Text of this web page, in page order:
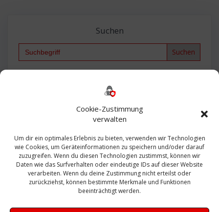
Cookie-Zustimmung
verwalten
Um dir ein optimales Erlebnis zu bieten, verwenden wir Technologien
wie Cookies, um Geräteinformationen zu speichern und/oder darauf
zuzugreifen. Wenn du diesen Technologien zustimmst, können wir
Daten wie das Surfverhalten oder eindeutige IDs auf dieser Website
verarbeiten. Wenn du deine Zustimmung nicht erteilst oder
zurückziehst, können bestimmte Merkmale und Funktionen
beeinträchtigt werden.
Suchen
Search
Bautagebuch
Exchange firewall Fritzbox
Microsoft
Sanierung SBS Security Server Sicherheit
Sicherung SIEM Sophos SSL Ubuntu
Update Upgrade UTM VCenter VCSA Veeam
VMWare VPN WAZUH Windows
Zertifikat